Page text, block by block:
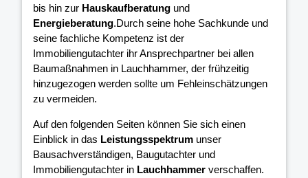
bis hin zur Hauskaufberatung und
Energieberatung.Durch seine hohe Sachkunde und
seine fachliche Kompetenz ist der
Immobiliengutachter ihr Ansprechpartner bei allen
Baumaßnahmen in Lauchhammer, der frühzeitig
hinzugezogen werden sollte um Fehleinschätzungen
zu vermeiden.
Auf den folgenden Seiten können Sie sich einen
Einblick in das Leistungsspektrum unser
Bausachverständigen, Baugutachter und
Immobiliengutachter in Lauchhammer verschaffen.